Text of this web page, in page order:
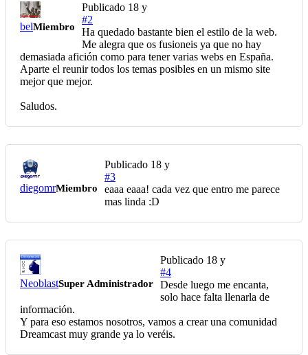
belMiembro
Publicado 18 y
#2
Ha quedado bastante bien el estilo de la web.
Me alegra que os fusioneis ya que no hay
demasiada afición como para tener varias webs en España.
Aparte el reunir todos los temas posibles en un mismo site
mejor que mejor.
Saludos.
diegomrMiembro
Publicado 18 y
#3
eaaa eaaa! cada vez que entro me parece
mas linda :D
NeoblastSuper Administrador
Publicado 18 y
#4
Desde luego me encanta,
solo hace falta llenarla de
información.
Y para eso estamos nosotros, vamos a crear una comunidad
Dreamcast muy grande ya lo veréis.